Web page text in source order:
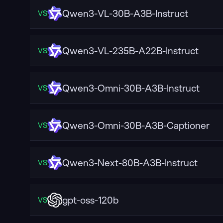
VS Qwen3-VL-30B-A3B-Instruct
VS Qwen3-VL-235B-A22B-Instruct
VS Qwen3-Omni-30B-A3B-Instruct
VS Qwen3-Omni-30B-A3B-Captioner
VS Qwen3-Next-80B-A3B-Instruct
VS gpt-oss-120b